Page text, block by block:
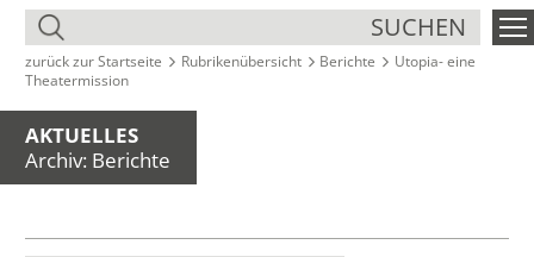
SUCHEN
zurück zur Startseite Rubrikenübersicht Berichte
Utopia- eine
Theatermission
AKTUELLES
Archiv: Berichte